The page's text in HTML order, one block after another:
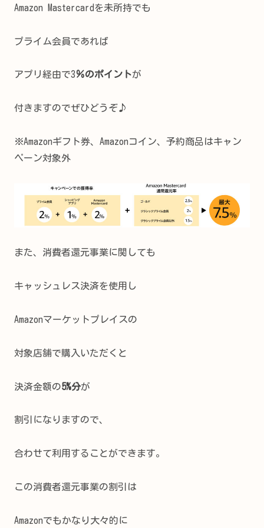
Amazon Mastercardを未所持でも
プライム会員であれば
アプリ経由で3％のポイントが
付きますのでぜひどうぞ♪
※Amazonギフト券、Amazonコイン、予約商品はキャン
ペーン対象外
また、消費者還元事業に関しても
キャッシュレス決済を使用し
Amazonマーケットプレイスの
対象店舗で購入いただくと
決済金額の5%分が
割引になりますので、
合わせて利用することができます。
この消費者還元事業の割引は
Amazonでもかなり大々的に